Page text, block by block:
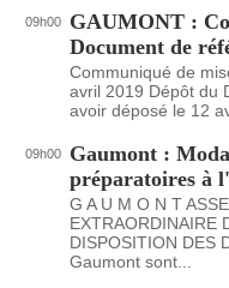
09h00
GAUMONT :
Document de
Communiqué de
avril 2019 Dépôt du
avoir déposé le 12
09h00
Gaumont :
préparatoires à
G A U M O N T
EXTRAORDINAIRE
DISPOSITION DES
Gaumont sont...